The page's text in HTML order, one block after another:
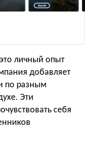
личный опыт
добавляет
по разным
Эти
себя